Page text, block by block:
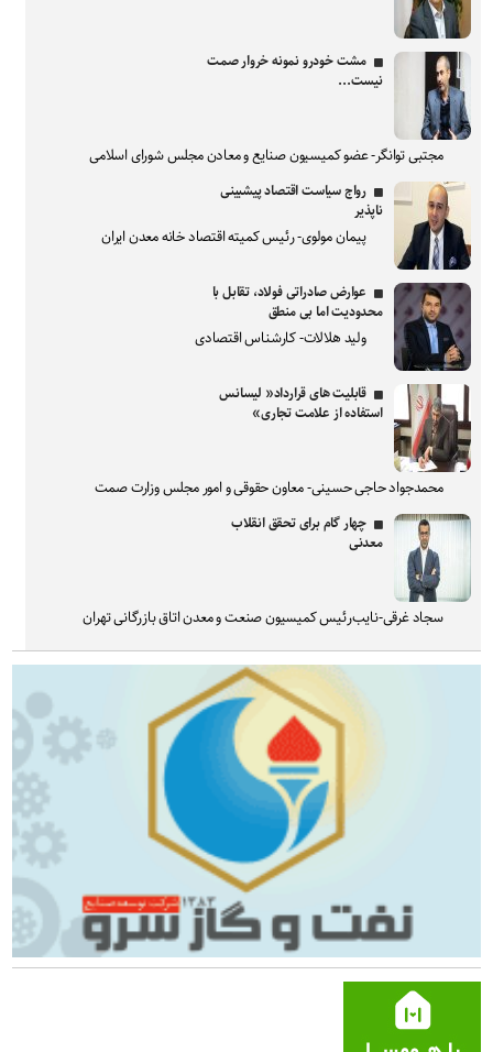
مشت خودرو نمونه خروار صمت
نیست...
مجتبی توانگر- عضو کمیسیون صنایع و معادن مجلس شورای اسلامی
رواج سیاست اقتصاد پیشبینی
ناپذیر
پیمان مولوی- رئیس کمیته اقتصاد خانه معدن ایران
عوارض صادراتی فولاد، تقابل با
محدودیت اما بی منطق
ولید هلالات- کارشناس اقتصادی
قابلیت های قرارداد« لیسانس
استفاده از علامت تجاری»
محمدجواد حاجی حسینی- معاون حقوقی و امور مجلس وزارت صمت
چهار گام برای تحقق انقلاب
معدنی
سجاد غرقی-نایب‌رئیس کمیسیون صنعت و معدن اتاق بازرگانی تهران